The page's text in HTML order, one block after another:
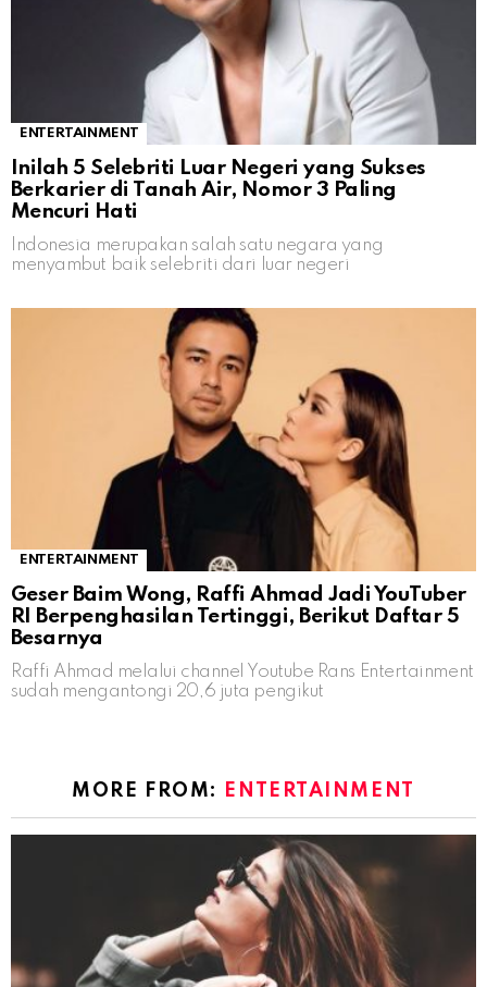
ENTERTAINMENT
Inilah 5 Selebriti Luar Negeri yang Sukses
Berkarier di Tanah Air, Nomor 3 Paling
Mencuri Hati
Indonesia merupakan salah satu negara yang
menyambut baik selebriti dari luar negeri
ENTERTAINMENT
Geser Baim Wong, Raffi Ahmad Jadi YouTuber
RI Berpenghasilan Tertinggi, Berikut Daftar 5
Besarnya
Raffi Ahmad melalui channel Youtube Rans Entertainment
sudah mengantongi 20,6 juta pengikut
MORE FROM: ENTERTAINMENT